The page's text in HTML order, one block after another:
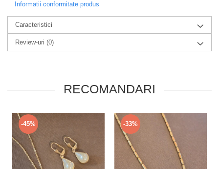
Informatii conformitate produs
Caracteristici
Review-uri (0)
RECOMANDARI
-45% -33%